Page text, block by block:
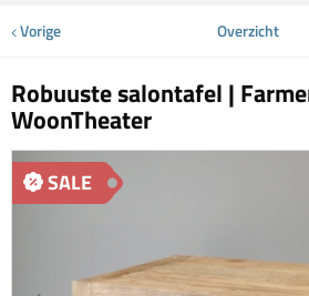
Vorige Overzicht
Robuuste salontafel |
WoonTheater
SALE